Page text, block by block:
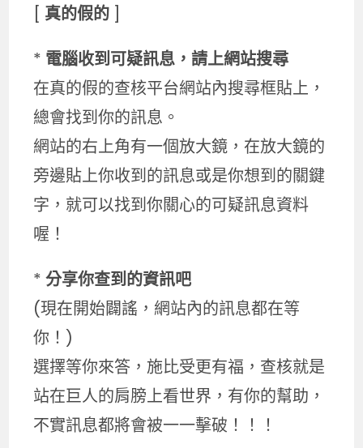
[ 真的假的 ]
* 電腦收到可疑訊息，請上網站搜尋
在真的假的查核平台網站內搜尋框貼上，
總會找到你的訊息。
網站的右上角有一個放大鏡，在放大鏡的
旁邊貼上你收到的訊息或是你想到的關鍵
字，就可以找到你關心的可疑訊息資料
喔！
*分享你查到的資訊吧
(現在開始闢謠，網站內的訊息都在等
你！)
選擇等你來答，施比受更有福，查核就是
站在巨人的肩膀上看世界，有你的幫助，
不實訊息都將會被一一擊破！！！